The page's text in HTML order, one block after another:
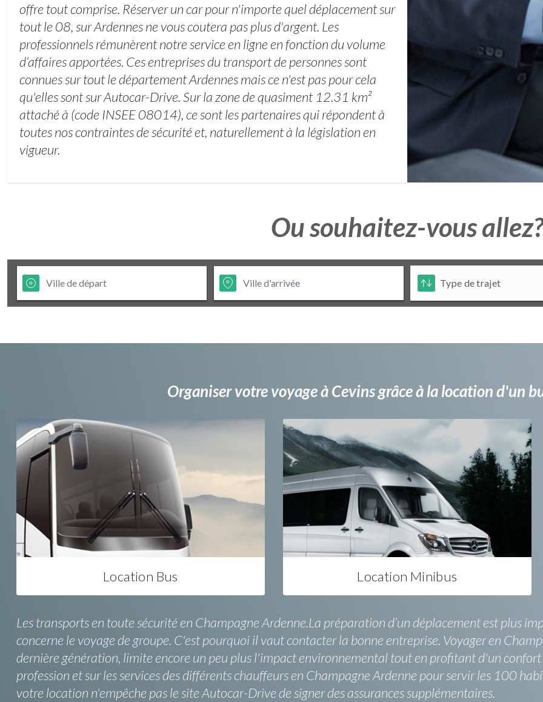
offre tout comprise. Réserver un car pour n'importe quel déplacement sur
tout le 08, sur Ardennes ne vous coutera pas plus d'argent. Les
professionnels rémunèrent notre service en ligne en fonction du volume
d’affaires apportées. Ces entreprises du transport de personnes sont
connues sur tout le département Ardennes mais ce n'est pas pour cela
qu'elles sont sur Autocar-Drive. Sur la zone de quasiment 12.31 km²
attaché à (code INSEE 08014), ce sont les partenaires qui répondent à
toutes nos contraintes de sécurité et, naturellement à la législation en
vigueur.
Ou souhaitez-vous allez?
Organiser votre voyage à Cevins grâce à la location d'un
Location Bus Location Minibus
Les transports en toute sécurité en Champagne Ardenne.La préparation d’un déplacement est plus
concerne le voyage de groupe. C'est pourquoi il vaut contacter la bonne entreprise. Voyager en
dernière génération, limite encore un peu plus l'impact environnemental tout en profitant d'un
profession et sur les services des différents chauffeurs en Champagne Ardenne pour servir les 100
votre location n'empêche pas le site Autocar-Drive de signer des assurances supplémentaires.